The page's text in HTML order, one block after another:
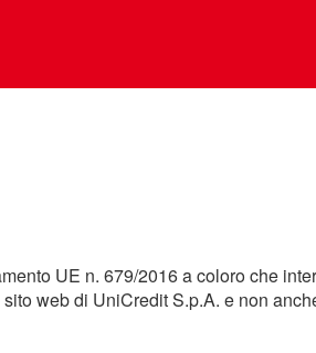
UE n. 679/2016 a coloro che
web di UniCredit S.p.A. e non